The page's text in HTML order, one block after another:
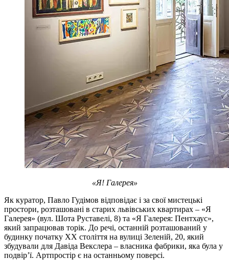
«Я! Галерея»
Як куратор, Павло Гудімов відповідає і за свої мистецькі
простори, розташовані в старих львівських квартирах – «Я
Галерея» (вул. Шота Руставелі, 8) та «Я Галерея: Пентхаус»,
який запрацював торік. До речі, останній розташований у
будинку початку ХХ століття на вулиці Зеленій, 20, який
збудували для Давіда Векслера – власника фабрики, яка була у
подвір’ї. Артпростір є на останньому поверсі.